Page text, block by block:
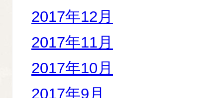
2017年12月
2017年11月
2017年10月
2017年9月